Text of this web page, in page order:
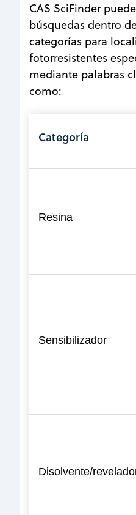
CAS SciFinder
búsquedas dentro
categorías para
fotorresistentes
mediante palabras
como:
Categoría
Resina
Sensibilizador
Disolvente/